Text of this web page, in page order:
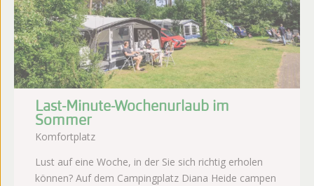
Last-Minute-Wochenurlaub im
Sommer
Komfortplatz
Lust auf eine Woche, in der Sie sich richtig erholen
können? Auf dem Campingplatz Diana Heide campen